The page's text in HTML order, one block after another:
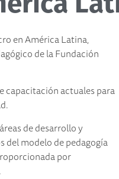
en América Latina,
de la Fundación
capacitación actuales para
de desarrollo y
del modelo de pedagogía
por